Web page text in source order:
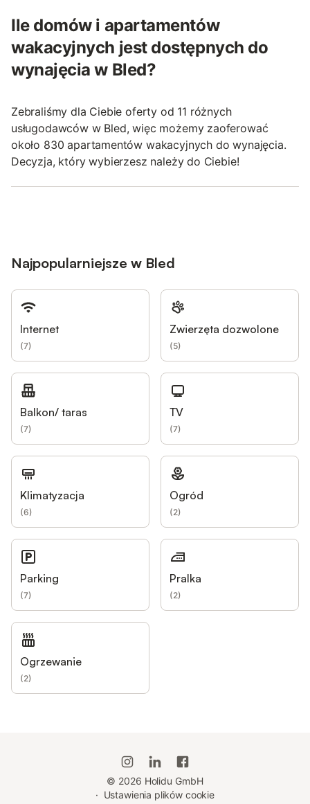
Ile domów i apartamentów
wakacyjnych jest dostępnych do
wynajęcia w Bled?
Zebraliśmy dla Ciebie oferty od 11 różnych
usługodawców w Bled, więc możemy zaoferować
około 830 apartamentów wakacyjnych do wynajęcia.
Decyzja, który wybierzesz należy do Ciebie!
Najpopularniejsze w Bled
Internet
(7)
Zwierzęta dozwolone
(5)
Balkon/ taras
(7)
TV
(7)
Klimatyzacja
(6)
Ogród
(2)
Parking
(7)
Pralka
(2)
Ogrzewanie
(2)
© 2026 Holidu GmbH
· Ustawienia plików cookie